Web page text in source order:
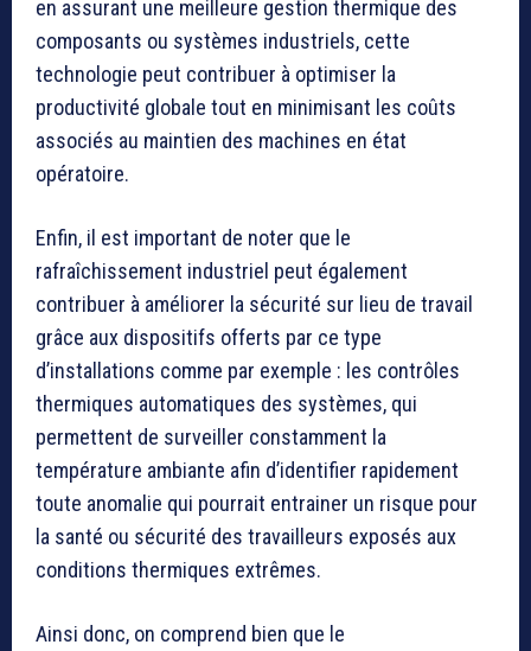
en assurant une meilleure gestion thermique des
composants ou systèmes industriels, cette
technologie peut contribuer à optimiser la
productivité globale tout en minimisant les coûts
associés au maintien des machines en état
opératoire.
Enfin, il est important de noter que le
rafraîchissement industriel peut également
contribuer à améliorer la sécurité sur lieu de travail
grâce aux dispositifs offerts par ce type
d’installations comme par exemple : les contrôles
thermiques automatiques des systèmes, qui
permettent de surveiller constamment la
température ambiante afin d’identifier rapidement
toute anomalie qui pourrait entrainer un risque pour
la santé ou sécurité des travailleurs exposés aux
conditions thermiques extrêmes.
Ainsi donc, on comprend bien que le